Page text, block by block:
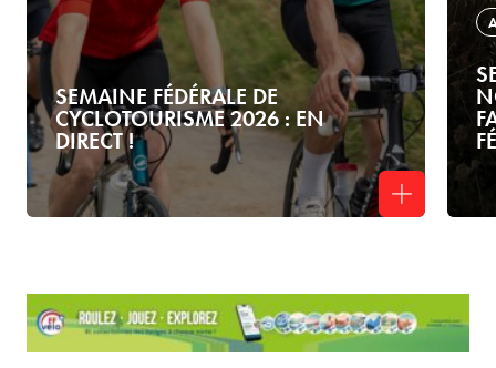
SEMAINE FÉDÉRALE DE
CYCLOTOURISME 2026 : EN
DIRECT !